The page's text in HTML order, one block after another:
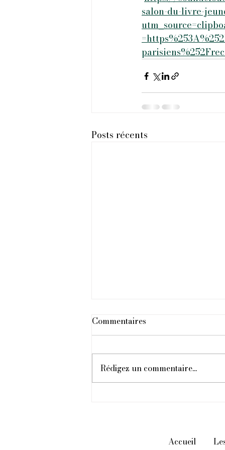
salon-du-livre-
Posts récents
Classification (Partie 2)
Commentaires
Rédigez un commentaire...
Accueil